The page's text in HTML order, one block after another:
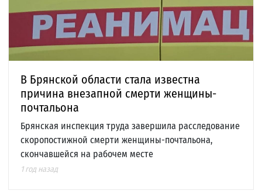
В Брянской области стала известна
причина внезапной смерти женщины-
почтальона
Брянская инспекция труда завершила расследование
скоропостижной смерти женщины-почтальона,
скончавшейся на рабочем месте
1 год назад